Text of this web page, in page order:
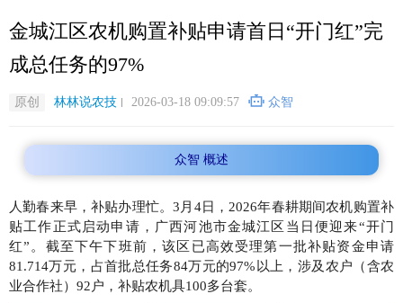
转
内
金城江区农机购置补贴申请首日“开门红”完
成总任务的97%
原创 林林说农技 2026-03-18 09:09:57 众智
众智 概述
人勤春来早，补贴办理忙。3月4日，2026年春耕期间农机购置补
贴工作正式启动申请，广西河池市金城江区当日便迎来“开门
红”。截至下午下班前，该区已高效受理第一批补贴资金申请
81.714万元，占首批总任务84万元的97%以上，涉及农户（含农
业合作社）92户，补贴农机具100多台套。